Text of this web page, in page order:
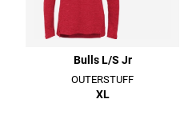
Bulls L/S Jr
OUTERSTUFF
XL